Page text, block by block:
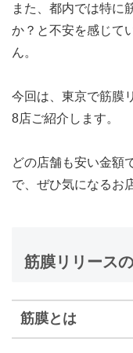
また、都内では特に
か？と不安を感じて
ん。
今回は、東京で筋膜
8店ご紹介します。
どの店舗も安い金額
で、ぜひ気になるお
筋膜リリース
筋膜とは